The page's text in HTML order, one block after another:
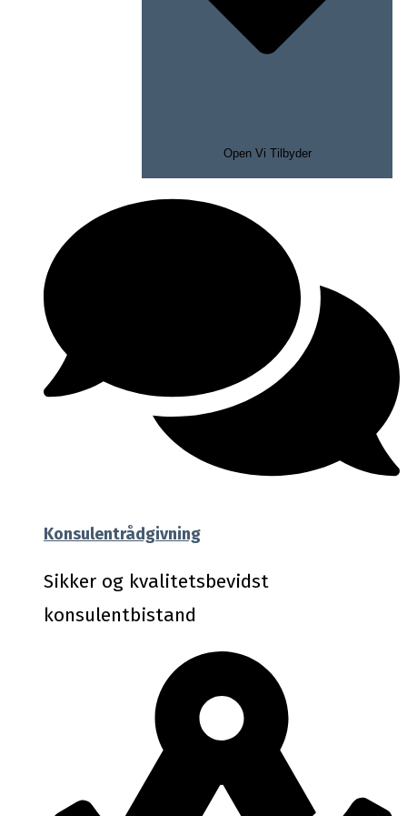
Open Vi Tilbyder
Konsulentrådgivning
Sikker og kvalitetsbevidst
konsulentbistand